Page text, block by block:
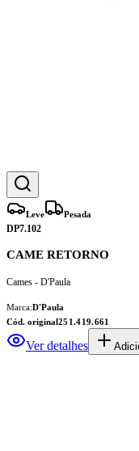
Leve Pesada
DP7.102
CAME RETORNO
Cames - D'Paula
Marca:D'Paula
Cód. original251.419.661
Ver detalhes